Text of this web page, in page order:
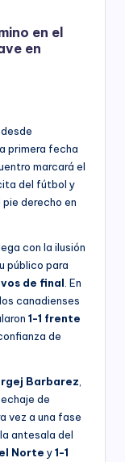
en el
en
primera fecha
marcará el
del fútbol y
derecho en
con la ilusión
público para
de final . En
canadienses
1-1 frente
de
Barbarez
de
vez a una fase
antesala del
Norte y1-1